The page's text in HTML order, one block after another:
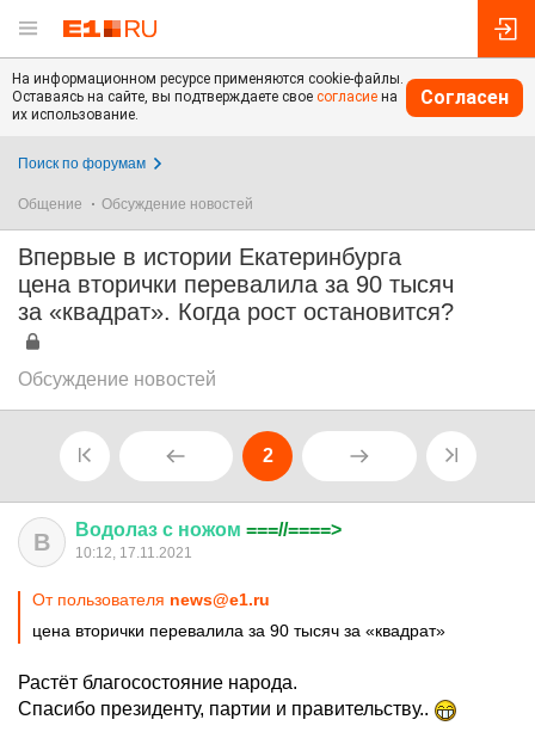
На информационном ресурсе применяются cookie-файлы.
Оставаясь на сайте, вы подтверждаете свое согласие на
их использование.
Согласен
Поиск по форумам
Общение Обсуждение новостей
Впервые в истории Екатеринбурга
цена вторички перевалила за 90 тысяч
за «квадрат». Когда рост остановится?
Обсуждение новостей
2
В Водолаз с ножом ===//====>
10:12, 17.11.2021
От пользователя news@e1.ru
цена вторички перевалила за 90 тысяч за «квадрат»
Растёт благосостояние народа.
Спасибо президенту, партии и правительству..